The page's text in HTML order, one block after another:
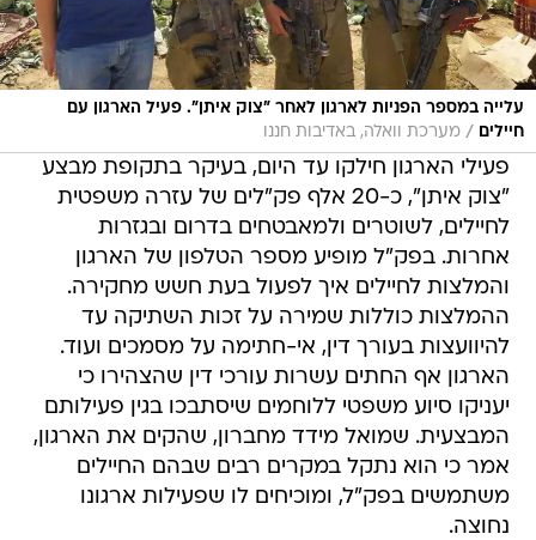
עלייה במספר הפניות לארגון לאחר "צוק איתן". פעיל הארגון עם
חיילים
/ מערכת וואלה, באדיבות חננו
פעילי הארגון חילקו עד היום, בעיקר בתקופת מבצע
"צוק איתן", כ-20 אלף פק"לים של עזרה משפטית
לחיילים, לשוטרים ולמאבטחים בדרום ובגזרות
אחרות. בפק"ל מופיע מספר הטלפון של הארגון
והמלצות לחיילים איך לפעול בעת חשש מחקירה.
ההמלצות כוללות שמירה על זכות השתיקה עד
להיוועצות בעורך דין, אי-חתימה על מסמכים ועוד.
הארגון אף החתים עשרות עורכי דין שהצהירו כי
יעניקו סיוע משפטי ללוחמים שיסתבכו בגין פעילותם
המבצעית. שמואל מידד מחברון, שהקים את הארגון,
אמר כי הוא נתקל במקרים רבים שבהם החיילים
משתמשים בפק"ל, ומוכיחים לו שפעילות ארגונו
נחוצה.